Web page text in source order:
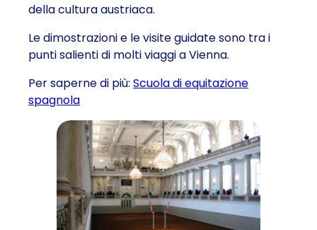
della cultura austriaca.
Le dimostrazioni e le visite guidate sono tra i
punti salienti di molti viaggi a Vienna.
Per saperne di più: Scuola di equitazione
spagnola